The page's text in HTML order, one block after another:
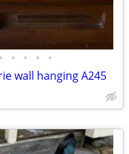
• • • • •
wall hanging A245